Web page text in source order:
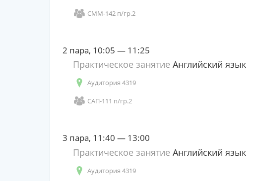
СММ-142 п/гр.2
2 пара, 10:05 — 11:25
Практическое занятие Английский язык
Аудитория 4319
САП-111 п/гр.2
3 пара, 11:40 — 13:00
Практическое занятие Английский язык
Аудитория 4319